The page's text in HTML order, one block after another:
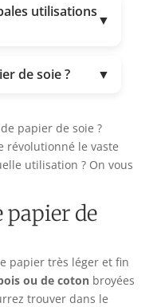
utilisations▼
de soie ? ▼
papier de soie ?
révolutionné le vaste
utilisation ? On vous
papier de
papier très léger et fin
ou de coton broyées
trouver dans le